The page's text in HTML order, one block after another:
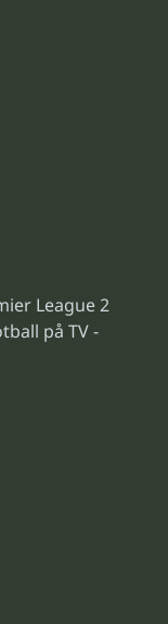
League 2
på TV -